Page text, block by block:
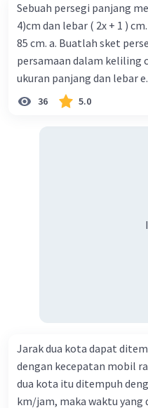
Sebuah persegi panjang
4)cm dan lebar ( 2x + 1 )
85 cm. a. Buatlah sket
persamaan dalam keliling
ukuran panjang dan lebar
36 5.0
Jarak dua kota dapat
dengan kecepatan mobil
dua kota itu ditempuh
km/jam, maka waktu yang